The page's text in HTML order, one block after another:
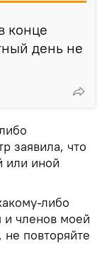
конце
день не
заявила, что
или иной
либо
и членов моей
повторяйте